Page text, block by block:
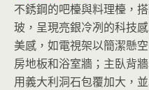
不銹鋼的吧檯與料理檯，
玻，呈現亮銀冷冽的科技
美感，如電視架以簡潔懸
房地板和浴室牆；主臥背
用義大利洞石包覆加大，